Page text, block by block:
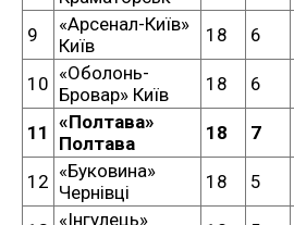
9
«Арсенал-Київ»
Київ
18 6
10 «Оболонь-
Бровар» Київ
18 6
11 «Полтава»
Полтава
18 7
12 «Буковина»
Чернівці
18 5
«Інгулець»